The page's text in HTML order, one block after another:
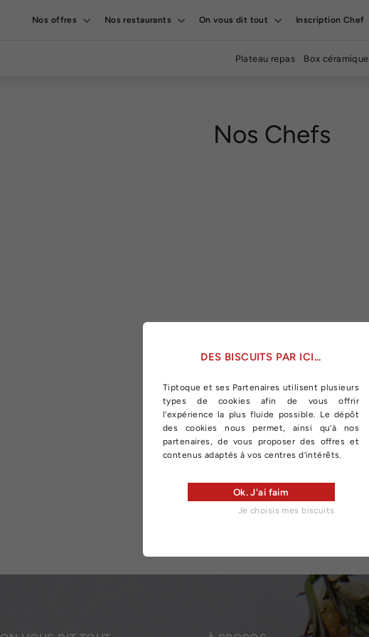
Nos offres Nos restaurants On vous dit tout Inscription Chef
Plateau repas Box céramique
Nos Chefs
DES BISCUITS PAR ICI...
Tiptoque et ses Partenaires utilisent plusieurs
types de cookies afin de vous offrir
l’expérience la plus fluide possible. Le dépôt
des cookies nous permet, ainsi qu’à nos
partenaires, de vous proposer des offres et
contenus adaptés à vos centres d’intérêts.
Ok. J'ai faim
Je choisis mes biscuits